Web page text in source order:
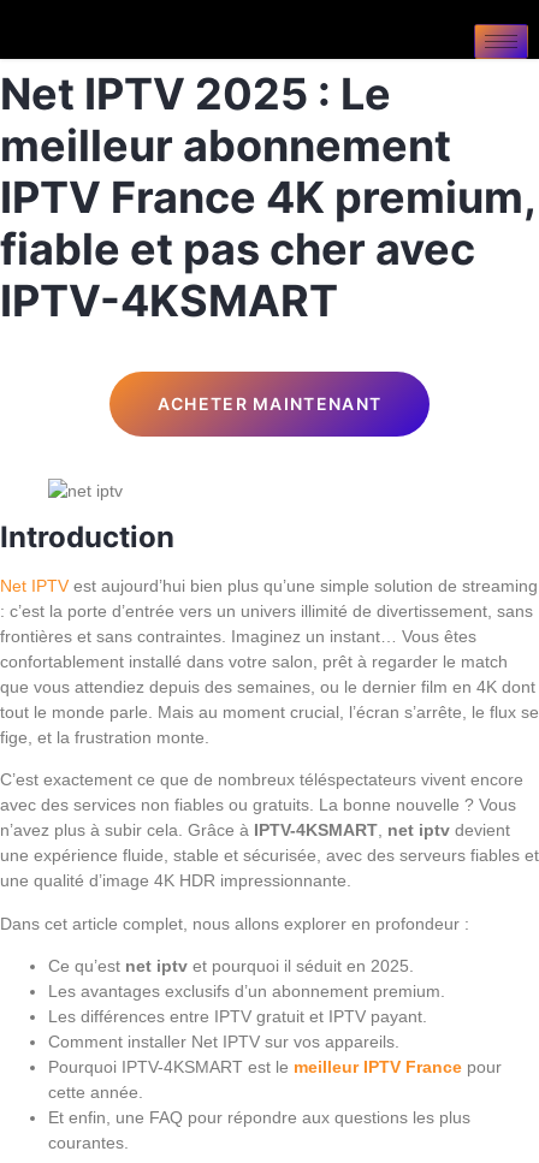
Net IPTV 2025 : Le
meilleur abonnement
IPTV France 4K premium,
fiable et pas cher avec
IPTV-4KSMART
ACHETER MAINTENANT
Introduction
Net IPTV est aujourd’hui bien plus qu’une simple solution de streaming
: c’est la porte d’entrée vers un univers illimité de divertissement, sans
frontières et sans contraintes. Imaginez un instant… Vous êtes
confortablement installé dans votre salon, prêt à regarder le match
que vous attendiez depuis des semaines, ou le dernier film en 4K dont
tout le monde parle. Mais au moment crucial, l’écran s’arrête, le flux se
fige, et la frustration monte.
C’est exactement ce que de nombreux téléspectateurs vivent encore
avec des services non fiables ou gratuits. La bonne nouvelle ? Vous
n’avez plus à subir cela. Grâce à IPTV-4KSMART, net iptv devient
une expérience fluide, stable et sécurisée, avec des serveurs fiables et
une qualité d’image 4K HDR impressionnante.
Dans cet article complet, nous allons explorer en profondeur :
Ce qu’est net iptv et pourquoi il séduit en 2025.
Les avantages exclusifs d’un abonnement premium.
Les différences entre IPTV gratuit et IPTV payant.
Comment installer Net IPTV sur vos appareils.
Pourquoi IPTV-4KSMART est le meilleur IPTV France pour
cette année.
Et enfin, une FAQ pour répondre aux questions les plus
courantes.